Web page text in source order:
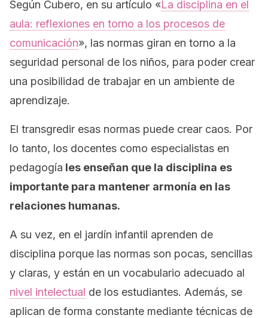
Según Cubero, en su artículo «La disciplina en el
aula: reflexiones en torno a los procesos de
comunicación», las normas giran en torno a la
seguridad personal de los niños, para poder crear
una posibilidad de trabajar en un ambiente de
aprendizaje.
El transgredir esas normas puede crear caos. Por
lo tanto, los docentes como especialistas en
pedagogía les enseñan que la disciplina es
importante para mantener armonía en las
relaciones humanas.
A su vez, en el jardín infantil aprenden de
disciplina porque las normas son pocas, sencillas
y claras, y están en un vocabulario adecuado al
nivel intelectual de los estudiantes. Además, se
aplican de forma constante mediante técnicas de